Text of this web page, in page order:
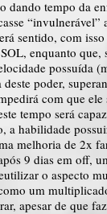
dando tempo da
sentido, com
enquanto que,
possuída
poder,
com que
tempo será
a habilidade
melhoria de 2x
9 dias em off,
o aspecto
um
apesar de que